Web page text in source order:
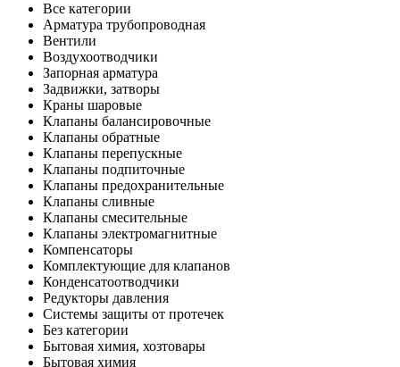
Все категории
Арматура трубопроводная
Вентили
Воздухоотводчики
Запорная арматура
Задвижки, затворы
Краны шаровые
Клапаны балансировочные
Клапаны обратные
Клапаны перепускные
Клапаны подпиточные
Клапаны предохранительные
Клапаны сливные
Клапаны смесительные
Клапаны электромагнитные
Компенсаторы
Комплектующие для клапанов
Конденсатоотводчики
Редукторы давления
Системы защиты от протечек
Без категории
Бытовая химия, хозтовары
Бытовая химия